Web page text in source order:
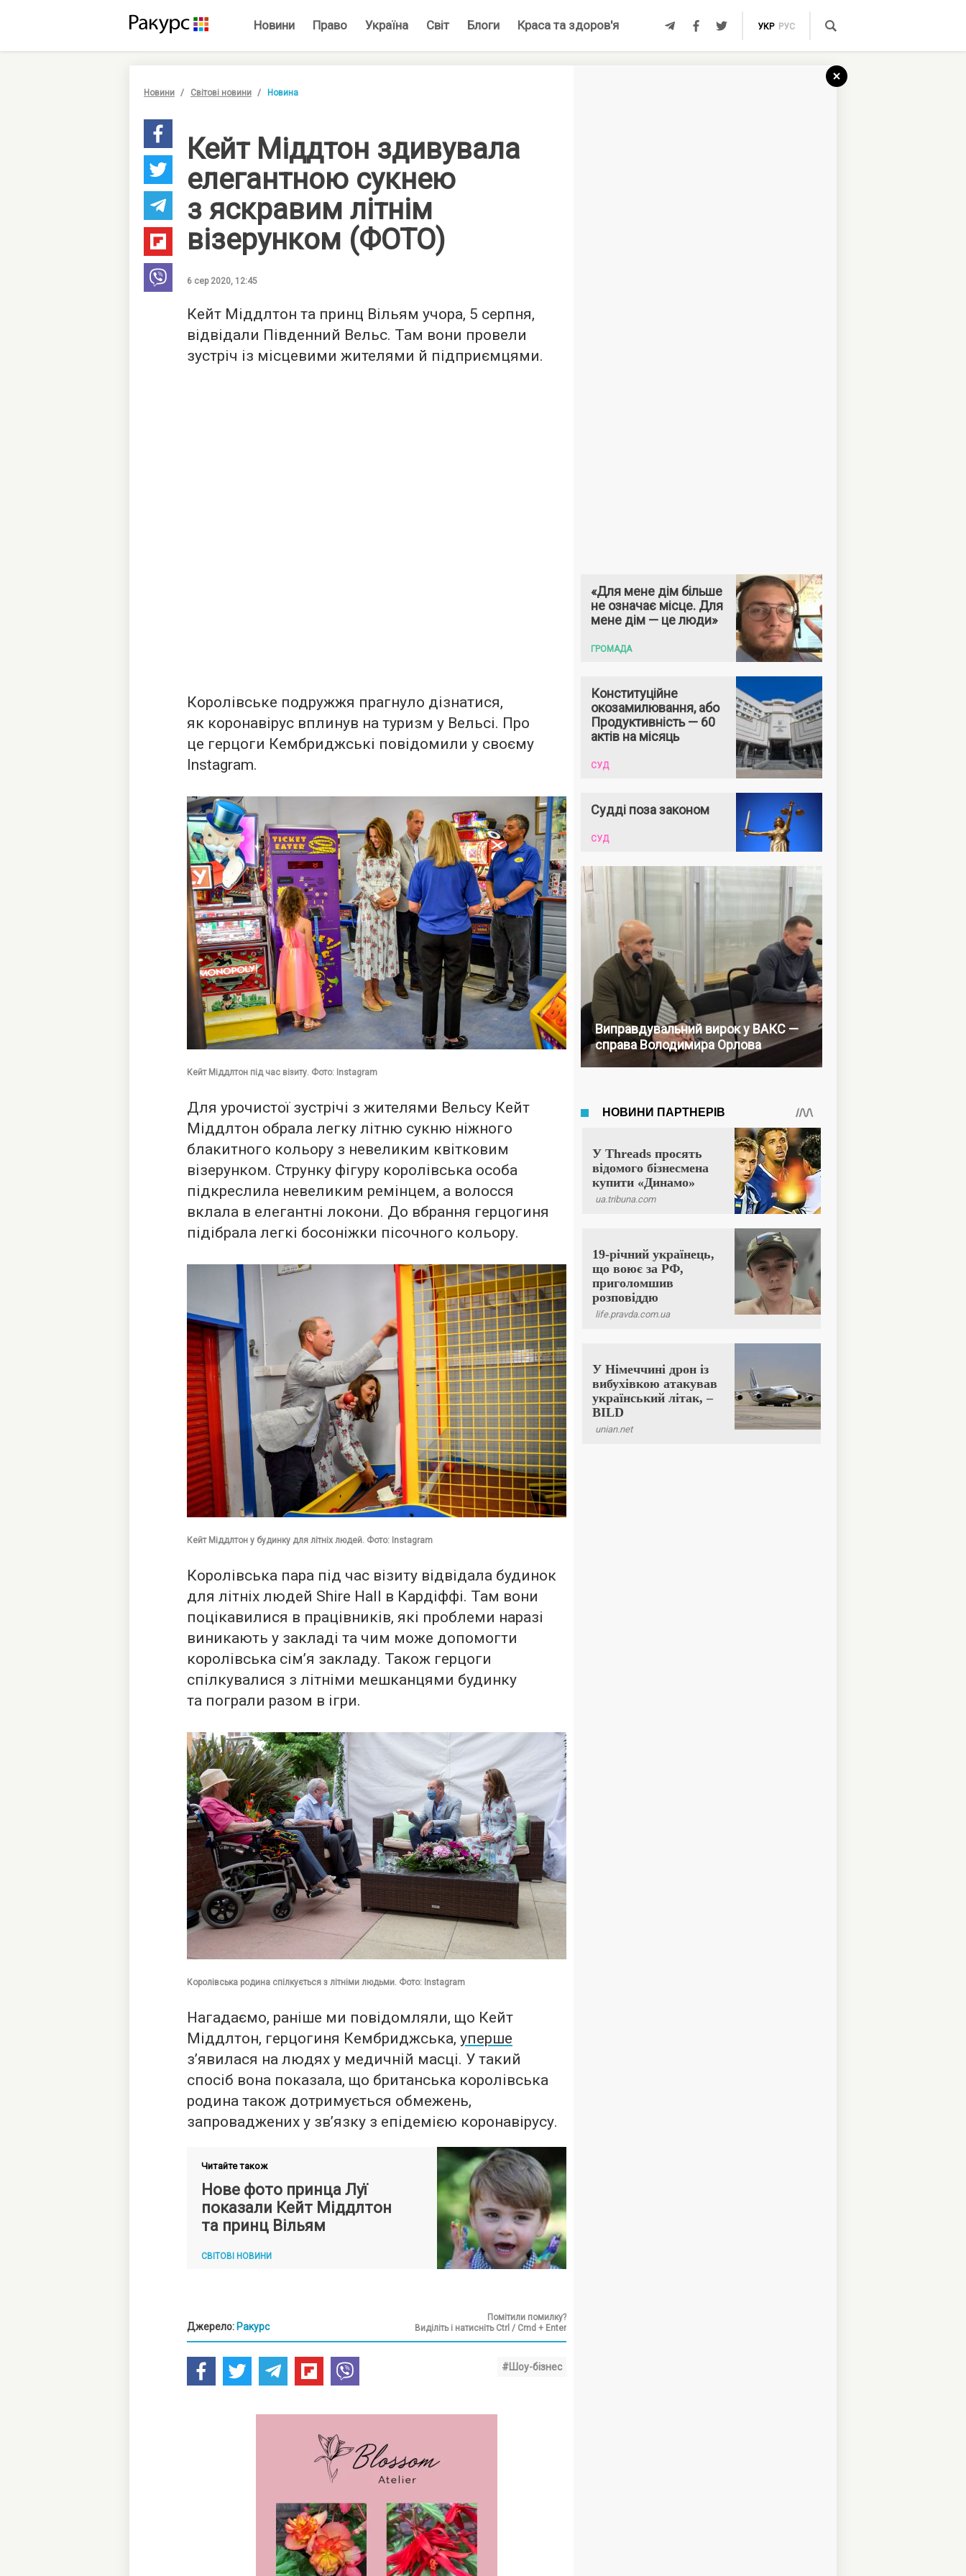
Новини Право Україна Світ Блоги Краса та здоров'я УКР РУС
Новини Світові новини Новина
Кейт Міддтон здивувала
елегантною сукнею
з яскравим літнім
візерунком (ФОТО)
6 сер 2020, 12:45
Кейт Міддлтон та принц Вільям учора, 5 серпня,
відвідали Південний Вельс. Там вони провели
зустріч із місцевими жителями й підприємцями.
Королівське подружжя прагнуло дізнатися,
як коронавірус вплинув на туризм у Вельсі. Про
це герцоги Кембриджські повідомили у своєму
Instagram.
Кейт Міддлтон під час візиту. Фото: Instagram
Для урочистої зустрічі з жителями Вельсу Кейт
Міддлтон обрала легку літню сукню ніжного
блакитного кольору з невеликим квітковим
візерунком. Струнку фігуру королівська особа
підкреслила невеликим ремінцем, а волосся
вклала в елегантні локони. До вбрання герцогиня
підібрала легкі босоніжки пісочного кольору.
Кейт Міддлтон у будинку для літніх людей. Фото: Instagram
Королівська пара під час візиту відвідала будинок
для літніх людей Shire Hall в Кардіффі. Там вони
поцікавилися в працівників, які проблеми наразі
виникають у закладі та чим може допомогти
королівська сім’я закладу. Також герцоги
спілкувалися з літніми мешканцями будинку
та пограли разом в ігри.
Королівська родина спілкується з літніми людьми. Фото: Instagram
Нагадаємо, раніше ми повідомляли, що Кейт
Міддлтон, герцогиня Кембриджська, уперше
з’явилася на людях у медичній масці. У такий
спосіб вона показала, що британська королівська
родина також дотримується обмежень,
запроваджених у зв’язку з епідемією коронавірусу.
Читайте також
Нове фото принца Луї
показали Кейт Міддлтон
та принц Вільям
СВІТОВІ НОВИНИ
Джерело: Ракурс
Помітили помилку?
Виділіть і натисніть Ctrl / Cmd + Enter
#Шоу-бізнес
«Для мене дім більше
не означає місце. Для
мене дім — це люди»
ГРОМАДА
Конституційне
окозамилювання, або
Продуктивність — 60
актів на місяць
СУД
Судді поза законом
СУД
Виправдувальний вирок у ВАКС —
справа Володимира Орлова